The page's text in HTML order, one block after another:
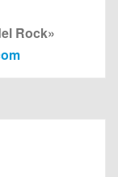
Rock»